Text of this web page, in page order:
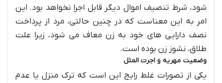
شود، شرط تنصیف اموال دیگر قابل اجرا نخواهد بود. این
امر به این معناست که در چنین حالتی، مرد از پرداخت
نصف دارایی های خود به زن معاف می شود، زیرا علت
طلاق، نشوز زن بوده است.
وضعیت مهریه و اجرت المثل
یکی از تصورات غلط رایج این است که ترک منزل یا عدم